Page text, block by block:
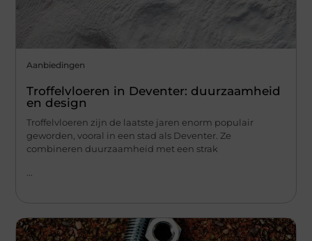
Aanbiedingen
Troffelvloeren in Deventer: duurzaamheid
en design
Troffelvloeren zijn de laatste jaren enorm populair
geworden, vooral in een stad als Deventer. Ze
combineren duurzaamheid met een strak